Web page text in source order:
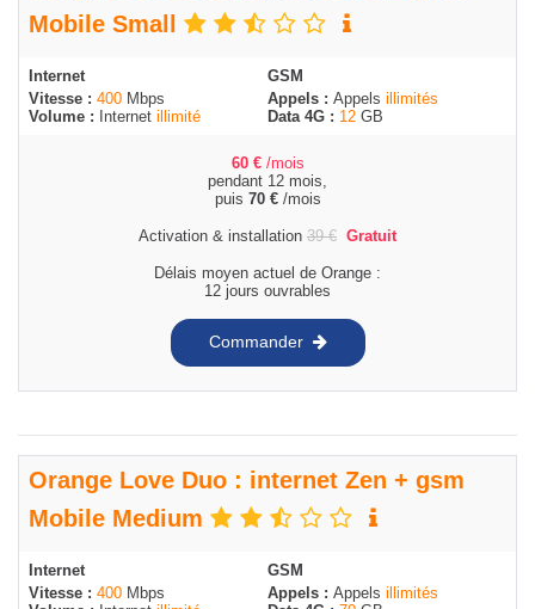
Mobile Small
Internet
Vitesse : 400 Mbps
Volume :
Internet illimité
GSM
Appels : Appels illimités
Data 4G : 12 GB
60 € /mois
pendant 12 mois,
puis 70 €/mois
Activation & installation 39€ Gratuit
Délais moyen actuel de Orange :
12 jours ouvrables
Commander
Orange Love Duo : internet Zen + gsm
Mobile Medium
Internet
Vitesse : 400 Mbps
GSM
Appels : Appels illimités